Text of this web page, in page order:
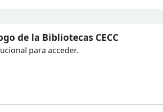
de la Bibliotecas CECC
para acceder.